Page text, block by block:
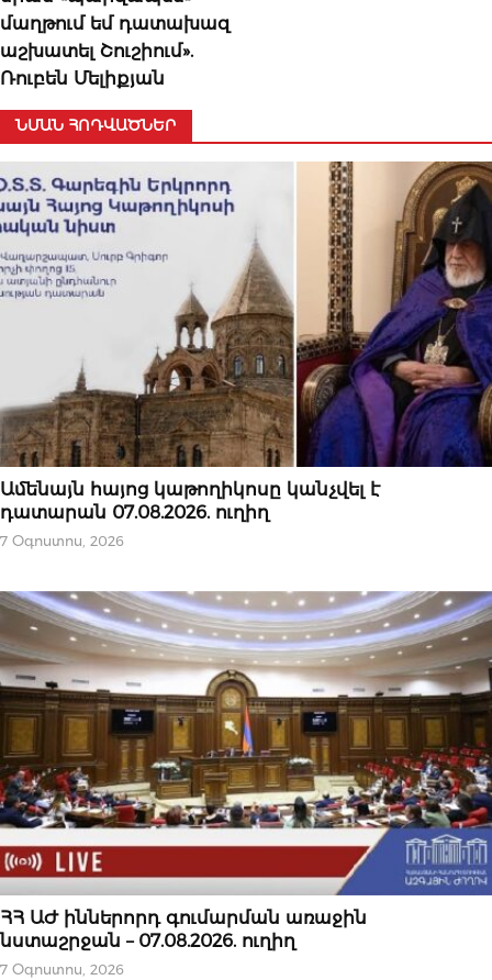
մաղթում եմ դատախազ
աշխատել Շուշիում».
Ռուբեն Մելիքյան
ՆՄԱՆ ՀՈԴՎԱԾՆԵՐ
ՆՈՐՈՒԹՅՈՒՆՆԵՐ
Ամենայն հայոց կաթողիկոսը կանչվել է
դատարան 07.08.2026. ուղիղ
7 Օգոստոս, 2026
ՆՈՐՈՒԹՅՈՒՆՆԵՐ
ՀՀ ԱԺ իններորդ գումարման առաջին
նստաշրջան – 07.08.2026. ուղիղ
7 Օգոստոս, 2026